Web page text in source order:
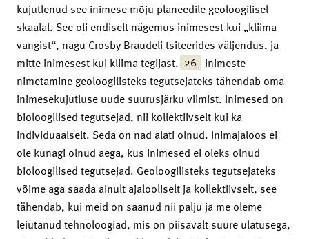
kujutlenud see inimese mõju planeedile geoloogilisel
skaalal. See oli endiselt nägemus inimesest kui „kliima
vangist“, nagu Crosby Braudeli tsiteerides väljendus, ja
mitte inimesest kui kliima tegijast. 26 Inimeste
nimetamine geoloogilisteks tegutsejateks tähendab oma
inimesekujutluse uude suurusjärku viimist. Inimesed on
bioloogilised tegutsejad, nii kollektiivselt kui ka
individuaalselt. Seda on nad alati olnud. Inimajaloos ei
ole kunagi olnud aega, kus inimesed ei oleks olnud
bioloogilised tegutsejad. Geoloogilisteks tegutsejateks
võime aga saada ainult ajalooliselt ja kollektiivselt, see
tähendab, kui meid on saanud nii palju ja me oleme
leiutanud tehnoloogiad, mis on piisavalt suure ulatusega,